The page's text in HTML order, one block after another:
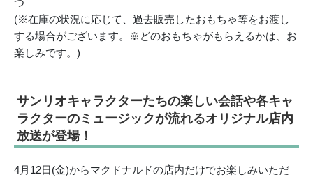
つ
(※在庫の状況に応じて、過去販売したおもちゃ等をお渡し
する場合がございます。※どのおもちゃがもらえるかは、お
楽しみです。)
サンリオキャラクターたちの楽しい会話や各キャ
ラクターのミュージックが流れるオリジナル店内
放送が登場！
4月12日(金)からマクドナルドの店内だけでお楽しみいただ